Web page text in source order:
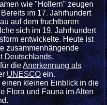
wie "Hollern" zeugen
im 17. Jahrhundert
auf dem fruchtbaren
sich im 19. Jahrhundert
entwickelte. Heute ist
zusammenhängende
Deutschlands.
dieAnerkennung als
UNESCOein.
kleinen Einblick in die
Flora und Fauna im Alten